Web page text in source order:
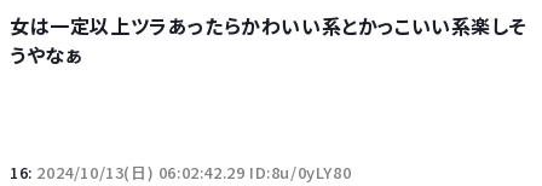
女は一定以上ツラあったらかわいい系とかっこいい系楽しそ
うやなぁ
16: 2024/10/13(日) 06:02:42.29 ID:8u/0yLY80